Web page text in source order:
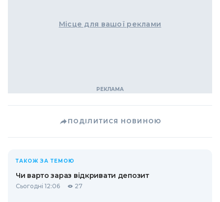
Місце для вашої реклами
ПОДІЛИТИСЯ НОВИНОЮ
ТАКОЖ ЗА ТЕМОЮ
Чи варто зараз відкривати депозит
Сьогодні 12:06 27